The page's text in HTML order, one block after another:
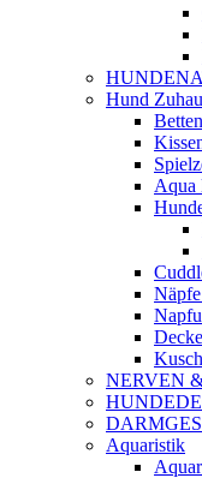
Hund
Betten
Aqua
NERVEN
Aquaristik